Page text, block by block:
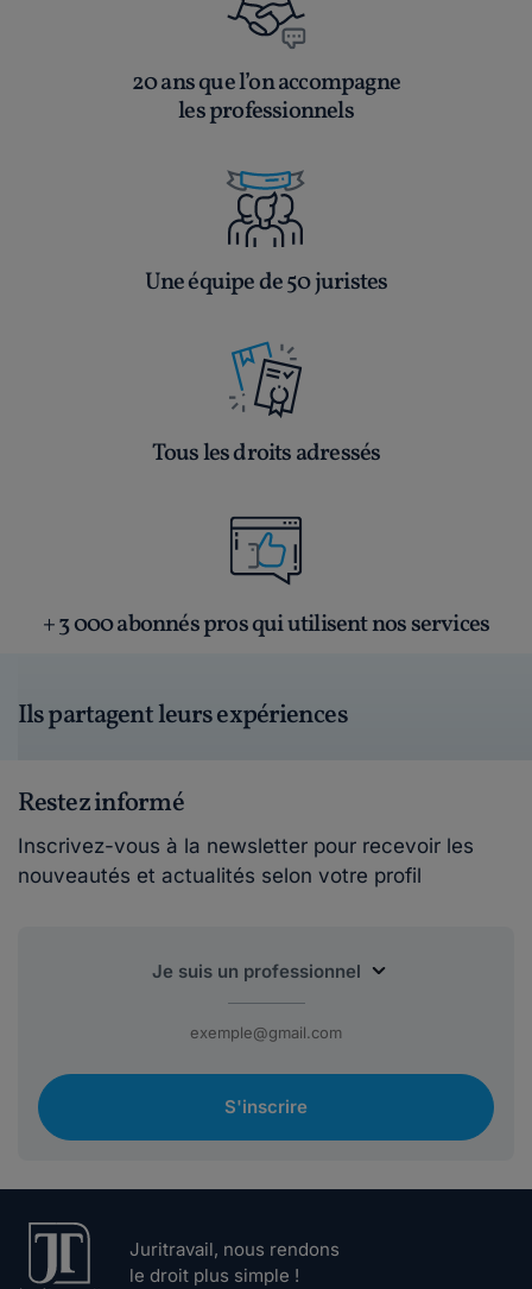
20 ans que l’on accompagne
les professionnels
Une équipe de 50 juristes
Tous les droits adressés
+ 3 000 abonnés pros qui utilisent nos services
Ils partagent leurs expériences
Restez informé
Inscrivez-vous à la newsletter pour recevoir les
nouveautés et actualités selon votre profil
S'inscrire
Juritravail, nous rendons
le droit plus simple !